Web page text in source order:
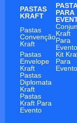
PASTAS
KRAFT
PARA
Pastas
Convenção
Kraft
Kraft
Para
Evento
Pastas
Envelope
Kraft
Kit
Para
Evento
Pastas
Diplomata
Kraft
Pastas
Kraft Para
Evento